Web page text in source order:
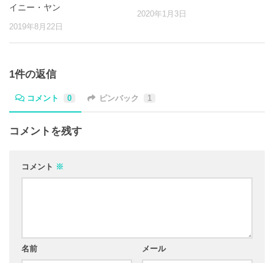
イニー・ヤン
2019年8月22日
2020年1月3日
1件の返信
コメント 0 ピンバック 1
コメントを残す
コメント ※
名前 メール